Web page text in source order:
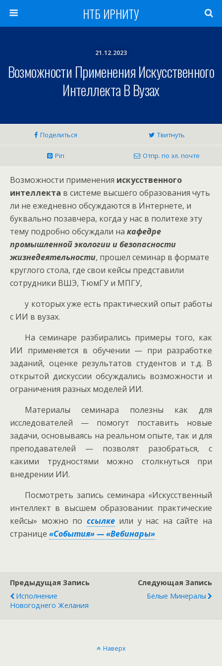
НТБ ИРНИТУ
21.12.2023
Возможности Применения Искусственного
Интеллекта В Вузах
Поделиться Твитнуть
Pin Отпр. по эл. почте
Возможности применения искусственного
интеллекта в системе высшего образования чуть
ли не ежедневно обсуждаются в Интернете, и
буквально позавчера, когда у нас в политехе эту
тему подробно обсуждали на кафедре
промышленной экологии и безопасности
жизнедеятельности, прошел семинар в формате
круглого стола, где свои кейсы представили
сотрудники ВШЭ, ТюмГУ и МПГУ,
у которых уже есть практический опыт работы
с ИИ в вузах.
На семинаре разбирались примеры того, как
ИИ применяется в обучении — при разработке
заданий, оценке результатов студентов и т.д. В
открытой дискуссии обсуждались возможности и
ограничения разных моделей ИИ.
Материалы семинара полезны как для
исследователей — помогут поставить новые
задачи, основываясь на реальном опыте, так и для
преподавателей — позволят разобраться, с
какими трудностями можно столкнуться при
внедрении ИИ.
Посмотреть запись семинара «Искусственный
интеллект в высшем образовании: практические
кейсы» можно по ссылкеили у нас на сайте на
странице «События» — «Вебинары»
Предыдущая Запись
Исполнение
Новогоднего Желания
Следующая Запись
Белые Минералы
Наверх